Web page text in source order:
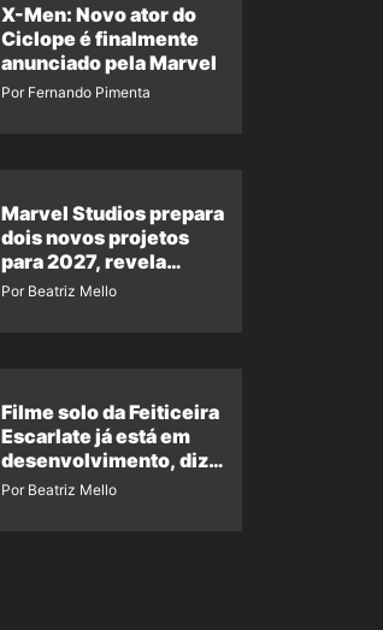
X-Men: Novo ator do
Ciclope é finalmente
anunciado pela Marvel
Por Fernando Pimenta
Marvel Studios prepara
dois novos projetos
para 2027, revela
insider
Por Beatriz Mello
Filme solo da Feiticeira
Escarlate já está em
desenvolvimento, diz
insider
Por Beatriz Mello